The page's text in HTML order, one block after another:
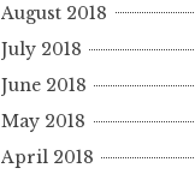
August 2018
July 2018
June 2018
May 2018
April 2018